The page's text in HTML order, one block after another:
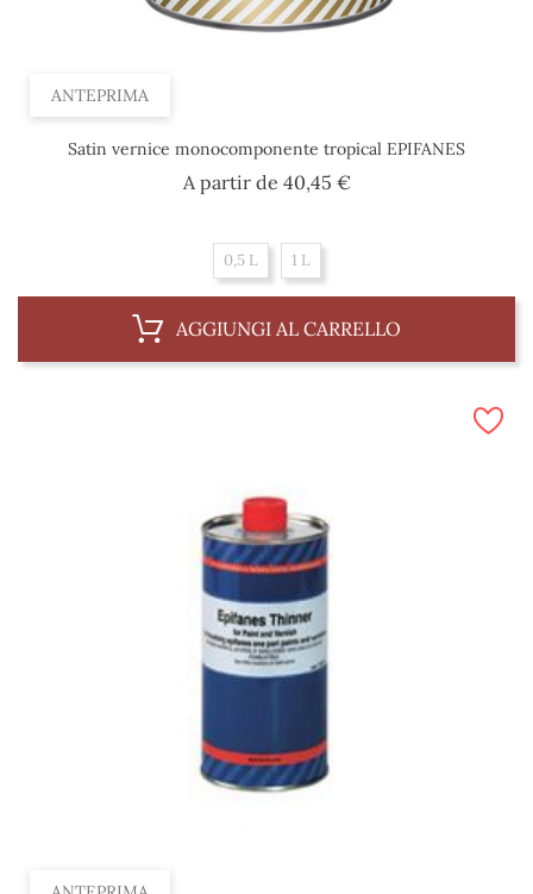
ANTEPRIMA
Satin vernice monocomponente tropical EPIFANES
A partir de 40,45 €Prezzo
0,5 L 1 L
AGGIUNGI AL CARRELLO